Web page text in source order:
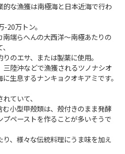
な漁獲は南極海と日本近海で行わ
20万トン。
端らへんの大西洋～南極あたりの
のエサ、または製薬に使用。
陸沖などで漁獲されるツノナシオ
生息するナンキョクオキアミです。
ていて、
小型甲殻類は、殻付きのまま発酵
ペーストを作ることが多いそうで
、様々な伝統料理にうま味を加え